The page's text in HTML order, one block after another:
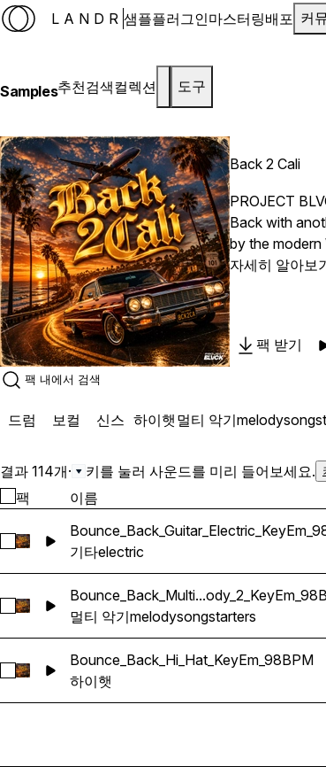
LANDR 샘플플러그인마스터링배포 커
Samples추천검색컬렉션 도구
Back 2 Cali
PROJECT
Back with
by the modern
sounds built for today’s charts. Inside, you’ll find 5 fully crafted
making some
자세히 알아보
팩 받기
드럼 보컬 신스 하이햇 멀티 악기melody
결과 114개· 키를 눌러 사운드를 미리 들어보세요.
팩 이름
Bounce_Back_Guitar_Electric_KeyEm_98BPM 선택
기타electric
멀티 악기melodysongstarters
Bounce_Back_Hi_Hat_KeyEm_98BPM 선택
Bounce_Back_Hi_Hat_KeyEm_98BPM
하이햇